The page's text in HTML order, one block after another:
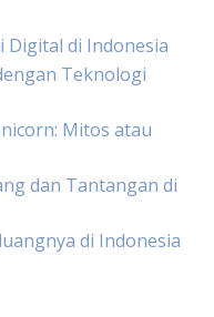
di Indonesia
Teknologi
Mitos atau
dan Tantangan di
di Indonesia